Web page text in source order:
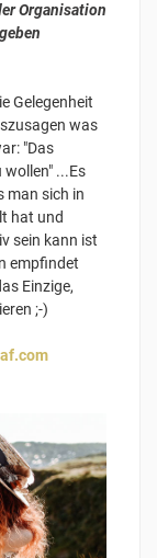
Organisation
Gelegenheit
was
"Das
...Es
man sich in
hat und
sein kann ist
empfindet
Einzige,
;-)